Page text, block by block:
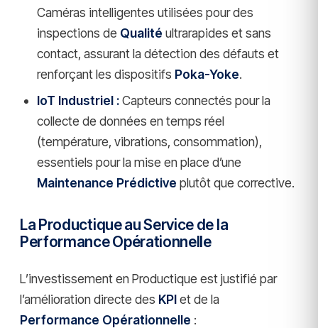
Caméras intelligentes utilisées pour des
inspections de Qualité ultrarapides et sans
contact, assurant la détection des défauts et
renforçant les dispositifs Poka-Yoke.
IoT Industriel :Capteurs connectés pour la
collecte de données en temps réel
(température, vibrations, consommation),
essentiels pour la mise en place d’une
Maintenance Prédictive plutôt que corrective.
La Productique au Service de la
Performance Opérationnelle
L’investissement en Productique est justifié par
l’amélioration directe des KPIet de la
Performance Opérationnelle :